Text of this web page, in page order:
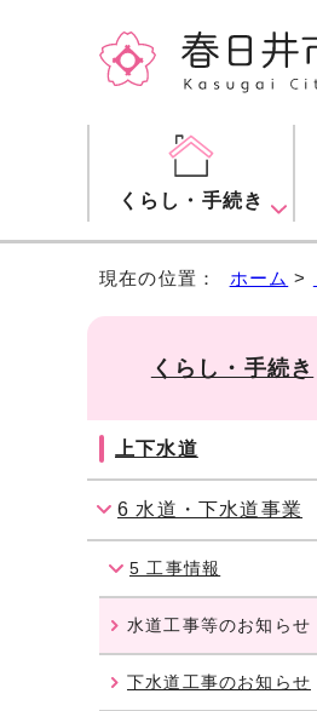
くらし・手続き
現在の位置： ホーム >
くらし・手続き
上下水道
6 水道・下水道事業
5 工事情報
水道工事等のお知らせ
下水道工事のお知らせ